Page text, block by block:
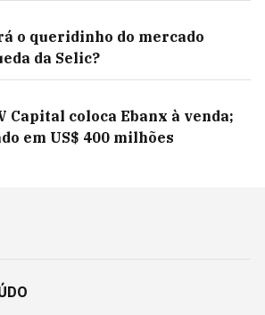
o queridinho do mercado
da Selic?
Capital coloca Ebanx à venda;
em US$ 400 milhões